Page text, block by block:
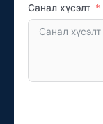
Санал хүсэлт